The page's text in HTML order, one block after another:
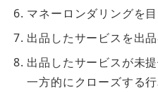
マネーロンダリングを
出品したサービスを出
出品したサービスが未
一方的にクローズする